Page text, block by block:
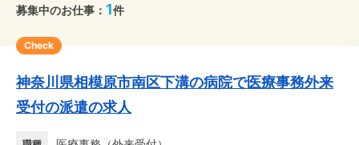
募集中のお仕事： 1件
Check
神奈川県相模原市南区下溝の病院で医療事務外来
受付の派遣の求人